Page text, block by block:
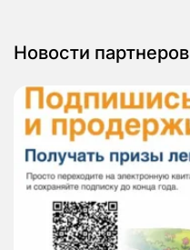
Новости партнеров